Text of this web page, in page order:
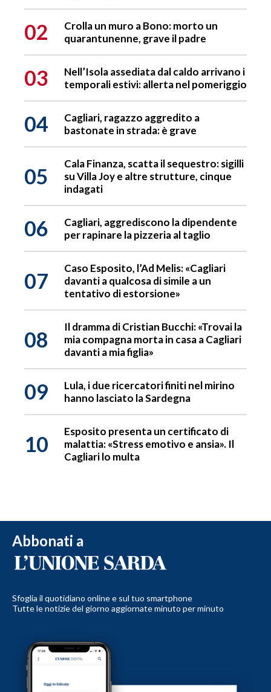
02
Crolla un muro a Bono: morto un
quarantunenne, grave il padre
03
Nell’Isola assediata dal caldo arrivano i
temporali estivi: allerta nel pomeriggio
04
Cagliari, ragazzo aggredito a
bastonate in strada: è grave
05
Cala Finanza, scatta il sequestro: sigilli
su Villa Joy e altre strutture, cinque
indagati
06
Cagliari, aggrediscono la dipendente
per rapinare la pizzeria al taglio
07
Caso Esposito, l’Ad Melis: «Cagliari
davanti a qualcosa di simile a un
tentativo di estorsione»
08
Il dramma di Cristian Bucchi: «Trovai la
mia compagna morta in casa a Cagliari
davanti a mia figlia»
09
Lula, i due ricercatori finiti nel mirino
hanno lasciato la Sardegna
10
Esposito presenta un certificato di
malattia: «Stress emotivo e ansia». Il
Cagliari lo multa
Abbonati a
Sfoglia il quotidiano online e sul tuo smartphone
Tutte le notizie del giorno aggiornate minuto per minuto